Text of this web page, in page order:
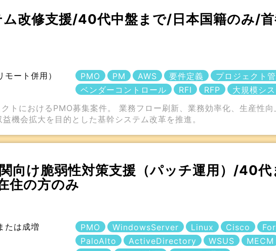
ム改修支援/40代中盤まで/日本国籍のみ/首
モート併用） PMO PM AWS 要件定義
プロジェクト
ベンダーコントロール
RFI RFP
大規模シ
トにおけるPMO募集案件。 業務フロー刷新、業務効率化、生産性向
機会拡大を目的とした基幹システム改革を推進。
向け脆弱性対策支援（パッチ運用）/40代
住の方のみ
たは成増 PMO WindowsServer Linux Cisco
PaloAlto
ActiveDirectory WSUS
MECM